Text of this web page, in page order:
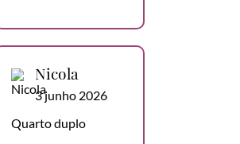
Nicola
3 junho 2026
Quarto duplo